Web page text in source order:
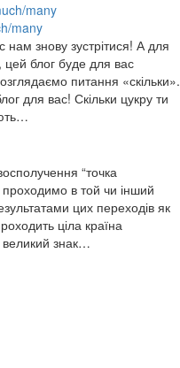
many
знову зустрітися! А для
цей блог буде для вас
питання «скільки».
для вас! Скільки цукру ти
“точка
проходимо в той чи інший
цих переходів як
ціла країна
знак…